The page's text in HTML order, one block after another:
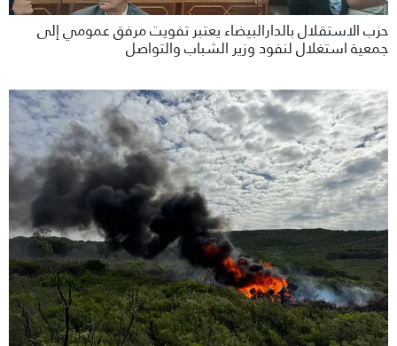
حزب الاستقلال بالدارالبيضاء يعتبر تفويت مرفق عمومي إلى
جمعية استغلال لنفود وزير الشباب والتواصل